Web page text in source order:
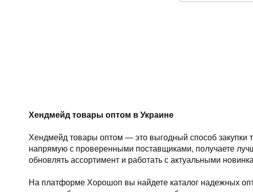
Хендмейд товары оптом в Украине
Хендмейд товары оптом — это выгодный способ закупки
напрямую с проверенными поставщиками, получаете
обновлять ассортимент и работать с актуальными
На платформе Хорошоп вы найдете каталог надежных